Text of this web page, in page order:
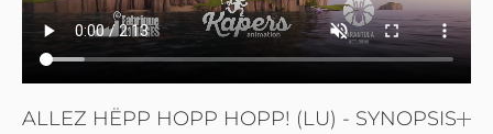
ALLEZ HËPP HOPP HOPP! (LU) - SYNOPSIS